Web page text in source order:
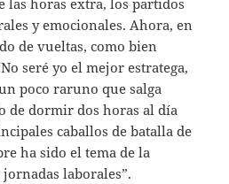
y emocionales. Ahora, en
de vueltas, como bien
seré yo el mejor estratega,
poco raruno que salga
de dormir dos horas al día
caballos de batalla de
ha sido el tema de la
laborales”.